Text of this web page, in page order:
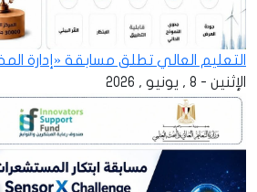
التعليم العالي تطلق مسابقة «إدارة
الإثنين - 8 , يونيو , 2026